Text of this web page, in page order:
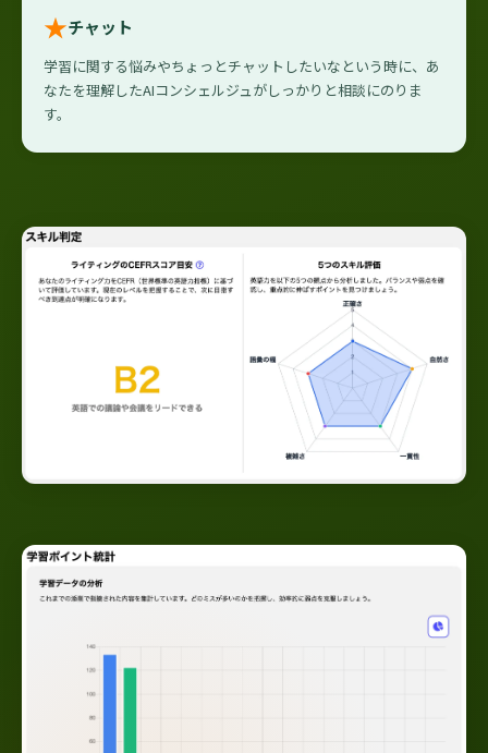
★チャット
学習に関する悩みやちょっとチャットしたいなという時に、あ
なたを理解したAIコンシェルジュがしっかりと相談にのりま
す。